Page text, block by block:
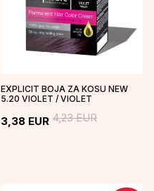
EXPLICIT BOJA ZA KOSU NEW
5.20 VIOLET / VIOLET
3,38 EUR 4,23EUR